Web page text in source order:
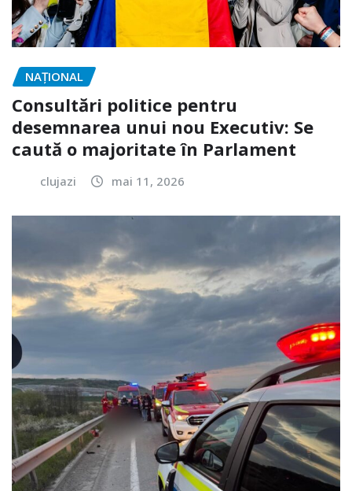
NAŢIONAL
Consultări politice pentru
desemnarea unui nou Executiv: Se
caută o majoritate în Parlament
clujazi mai 11, 2026